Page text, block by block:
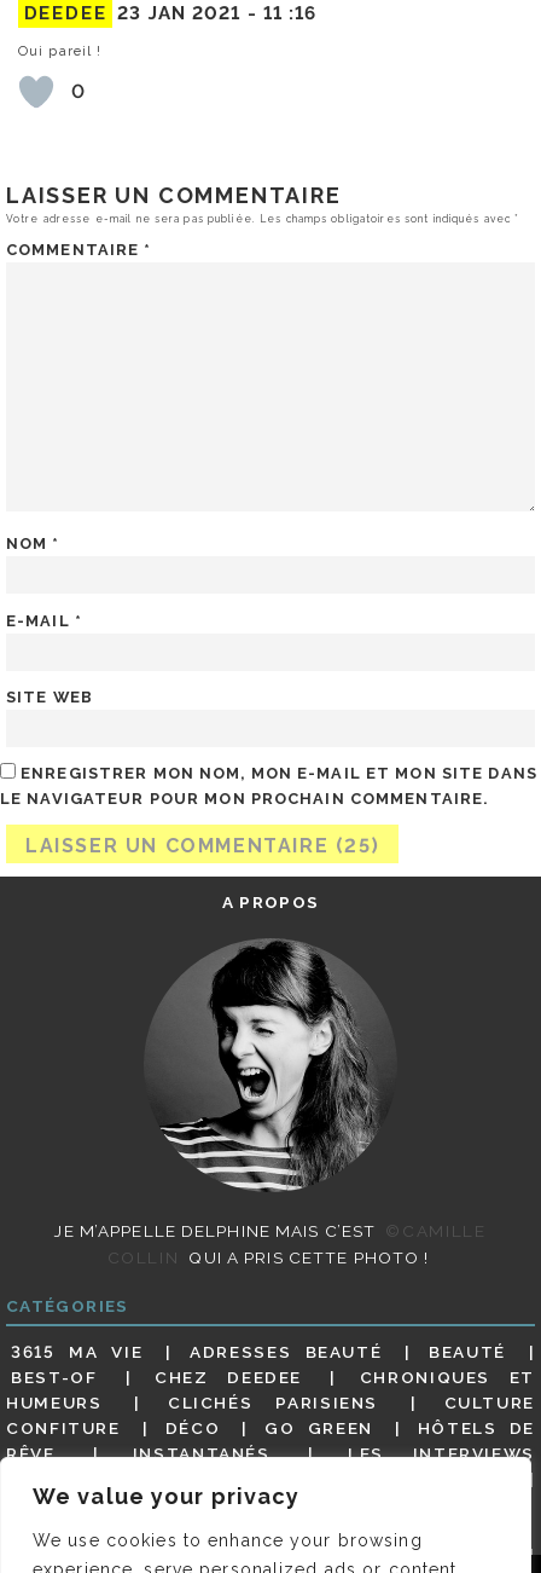
We value your privacy
We use cookies to enhance your browsing
DEEDEE 23 JAN 2021 - 11 :16
Oui pareil !
0
LAISSER UN COMMENTAIRE
Votre adresse e-mail ne sera pas publiée. Les champs obligatoires sont indiqués avec*
COMMENTAIRE *
NOM *
E-MAIL *
SITE WEB
ENREGISTRER MON NOM, MON E-MAIL ET MON SITE DANS
LE NAVIGATEUR POUR MON PROCHAIN COMMENTAIRE.
A PROPOS
JE M’APPELLE DELPHINE MAIS C’EST
©CAMILLE
COLLIN
QUI A PRIS CETTE PHOTO !
CATÉGORIES
3615 MA VIE ADRESSES BEAUTÉ
BEAUTÉ
BEST-OF
CHEZ DEEDEE
CHRONIQUES ET
HUMEURS
CLICHÉS PARISIENS
CULTURE
CONFITURE
DÉCO GO GREEN
HÔTELS DE
RÊVE
INSTANTANÉS
LES INTERVIEWS
MES ADRESSES
MODE
(BUT GOODIES)
PAR ICI LE MAGOT !
PARIS EN PHOTOS
RESTAURANTS